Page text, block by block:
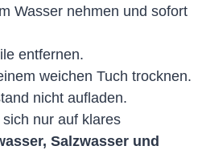
Wasser nehmen und sofort
entfernen.
weichen Tuch trocknen.
nicht aufladen.
nur auf klares
Salzwasser und